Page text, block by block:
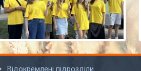
Відокремлені підрозділи